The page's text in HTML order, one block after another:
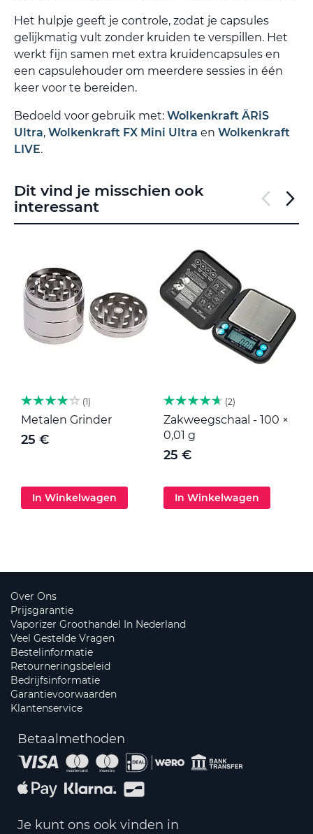
Het hulpje geeft je controle, zodat je capsules
gelijkmatig vult zonder kruiden te verspillen. Het
werkt fijn samen met extra kruidencapsules en
een capsulehouder om meerdere sessies in één
keer voor te bereiden.
Bedoeld voor gebruik met: Wolkenkraft ÄRiS
Ultra, Wolkenkraft FX Mini Ultra en Wolkenkraft
LIVE.
Dit vind je misschien ook
interessant
1
Metalen Grinder
25 €
In Winkelwagen
2
Zakweegschaal - 100 ×
0,01 g
25 €
In Winkelwagen
Over Ons
Prijsgarantie
Vaporizer Groothandel In Nederland
Veel Gestelde Vragen
Bestelinformatie
Retourneringsbeleid
Bedrijfsinformatie
Garantievoorwaarden
Klantenservice
Betaalmethoden
Je kunt ons ook vinden in